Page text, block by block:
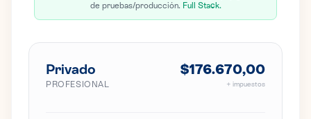
de pruebas/producción. Full Stack.
Privado
PROFESIONAL
$176.670,00
+ impuestos